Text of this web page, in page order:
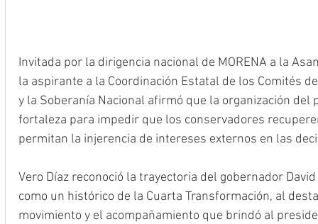
Invitada por la dirigencia nacional de MORENA a la
la aspirante a la Coordinación Estatal de los Comités
y la Soberanía Nacional afirmó que la organización
fortaleza para impedir que los conservadores
permitan la injerencia de intereses externos en las
Vero Díaz reconoció la trayectoria del gobernador
como un histórico de la Cuarta Transformación, al
movimiento y el acompañamiento que brindó al